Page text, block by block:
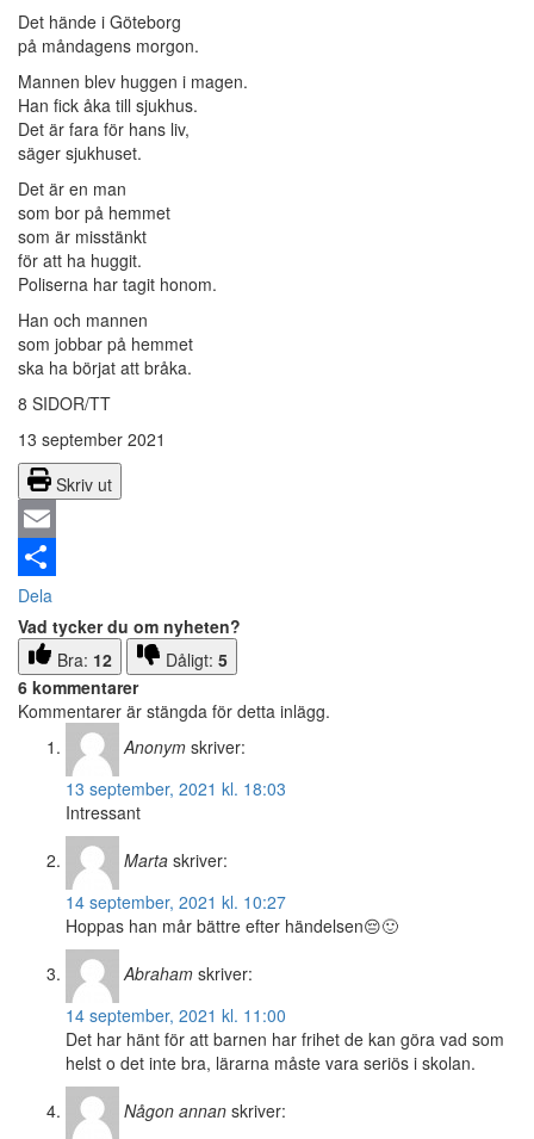
Det hände i Göteborg
på måndagens morgon.
Mannen blev huggen i magen.
Han fick åka till sjukhus.
Det är fara för hans liv,
säger sjukhuset.
Det är en man
som bor på hemmet
som är misstänkt
för att ha huggit.
Poliserna har tagit honom.
Han och mannen
som jobbar på hemmet
ska ha börjat att bråka.
8 SIDOR/TT
13 september 2021
Skriv ut
Email
Dela
Vad tycker du om nyheten?
Bra: 12 Dåligt: 5
6 kommentarer
Kommentarer är stängda för detta inlägg.
Anonym skriver:
13 september, 2021 kl. 18:03
Intressant
Marta skriver:
14 september, 2021 kl. 10:27
Hoppas han mår bättre efter händelsen😔🙂
Abraham skriver:
14 september, 2021 kl. 11:00
Det har hänt för att barnen har frihet de kan göra vad som
helst o det inte bra, lärarna måste vara seriös i skolan.
Någon annan skriver: